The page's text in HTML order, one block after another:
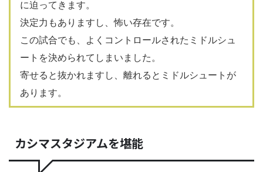
に迫ってきます。
決定力もありますし、怖い存在です。
この試合でも、よくコントロールされたミドルシュ
ートを決められてしまいました。
寄せると抜かれますし、離れるとミドルシュートが
あります。
カシマスタジアムを堪能